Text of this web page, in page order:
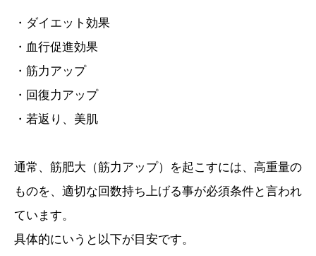
・ダイエット効果
・血行促進効果
・筋力アップ
・回復力アップ
・若返り、美肌
通常、筋肥大（筋力アップ）を起こすには、高重量の
ものを、適切な回数持ち上げる事が必須条件と言われ
ています。
具体的にいうと以下が目安です。